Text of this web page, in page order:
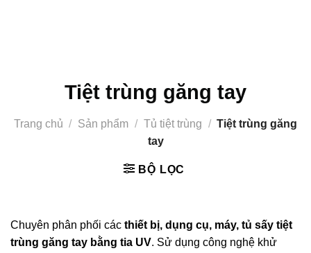
Tiệt trùng găng tay
Trang chủ / Sản phẩm / Tủ tiệt trùng / Tiệt trùng găng
tay
BỘ LỌC
Chuyên phân phối các thiết bị, dụng cụ, máy, tủ sấy tiệt
trùng găng tay bằng tia UV. Sử dụng công nghệ khử